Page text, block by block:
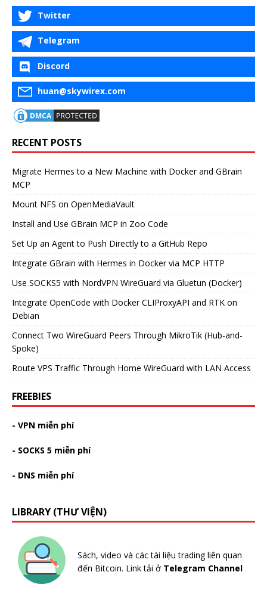
Twitter
Telegram
Discord
huan@skywirex.com
RECENT POSTS
Migrate Hermes to a New Machine with Docker and GBrain
MCP
Mount NFS on OpenMediaVault
Install and Use GBrain MCP in Zoo Code
Set Up an Agent to Push Directly to a GitHub Repo
Integrate GBrain with Hermes in Docker via MCP HTTP
Use SOCKS5 with NordVPN WireGuard via Gluetun (Docker)
Integrate OpenCode with Docker CLIProxyAPI and RTK on
Debian
Connect Two WireGuard Peers Through MikroTik (Hub-and-
Spoke)
Route VPS Traffic Through Home WireGuard with LAN Access
FREEBIES
- VPN miễn phí
- SOCKS 5 miễn phí
- DNS miễn phí
LIBRARY (THƯ VIỆN)
Sách, video và các tài liệu trading liên quan
đến Bitcoin. Link tải ở Telegram Channel